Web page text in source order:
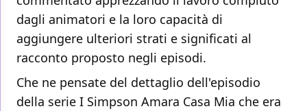
dagli animatori e la loro capacità di
aggiungere ulteriori strati e significati al
racconto proposto negli episodi.
Che ne pensate del dettaglio dell'episodio
della serie I Simpson Amara Casa Mia che era